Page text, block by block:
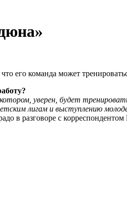
его команда может
уверен, будет
лигам и выступлению
в разговоре с корреспондентом